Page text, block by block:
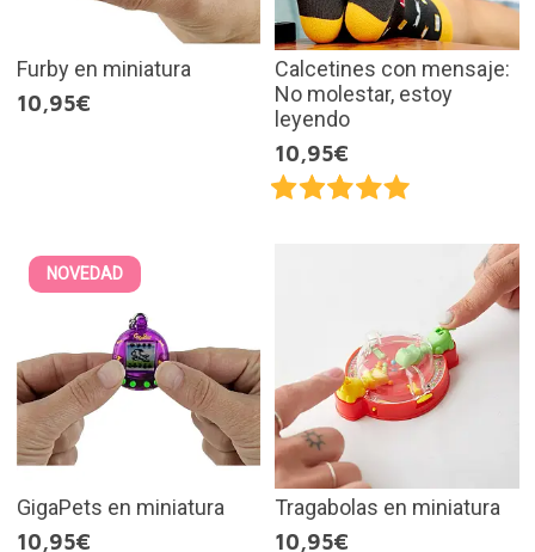
Furby en miniatura
10,95€
Calcetines con mensaje:
No molestar, estoy
leyendo
10,95€
NOVEDAD
GigaPets en miniatura
10,95€
Tragabolas en miniatura
10,95€